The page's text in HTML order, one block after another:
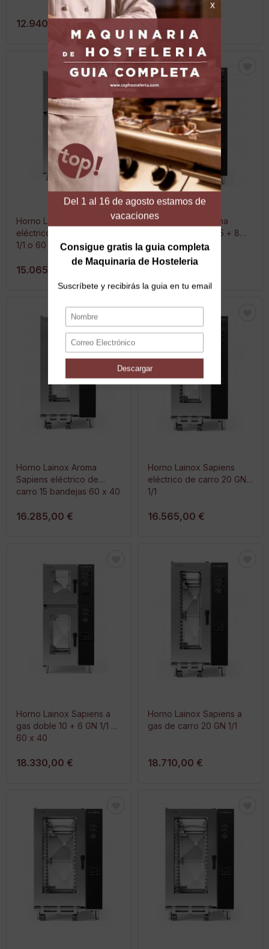
12.940,00 €
Horno Lainox Sapiens
eléctrico doble 10 + 6 GN
1/1 o 60 x 40
15.065,00 €
Horno Lainox Aroma
bandejas 60 x 40
Horno Lainox Aroma
Sapiens eléctrico de
carro 15 bandejas 60 x 40
16.285,00 €
Horno Lainox Sapiens
eléctrico de carro 20 GN
1/1
16.565,00 €
Horno Lainox Sapiens a
gas doble 10 + 6 GN 1/1 o
60 x 40
18.330,00 €
Horno Lainox Sapiens a
gas de carro 20 GN 1/1
18.710,00 €